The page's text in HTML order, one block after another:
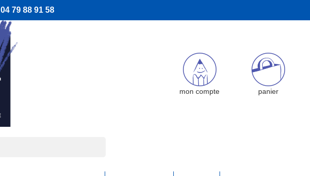
04 79 88 91 58
mon compte panier